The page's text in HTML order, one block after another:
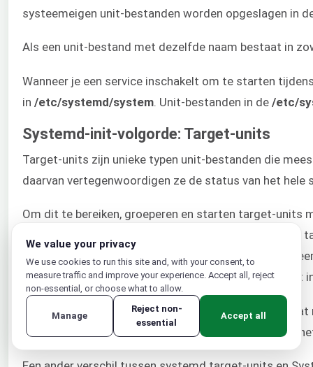
systeemeigen unit-bestanden worden opgeslagen in
Als een unit-bestand met dezelfde naam bestaat in
Wanneer je een service inschakelt om te starten
in /etc/systemd/system . Unit-bestanden in de /etc/
Systemd-init-volgorde: Target-units
Target-units zijn unieke typen unit-bestanden die
daarvan vertegenwoordigen ze de status van het hele
Om dit te bereiken, groeperen en starten target-units
vergeleken kunnen worden, ze zijn niet hetzelfde.
reboot.target in plaats van runlevel 6. Een Linux-
voor meerdere gebruikers met netwerkfunctionaliteit
Het verschil zit in de manier waarop de server naar
of er andere services of bronnen bestaan en bepaalt
We value your privacy
We use cookies to run this site and, with your consent, to
measure traffic and improve your experience. Accept all, reject
non-essential, or choose what to allow.
Manage
Reject non-
essential
Accept all